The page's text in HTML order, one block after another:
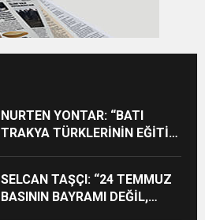
NURTEN YONTAR: “BATI
TRAKYA TÜRKLERİNİN EĞİTİM
SELCAN TAŞÇI: “24 TEMMUZ
BASININ BAYRAMI DEĞİL,